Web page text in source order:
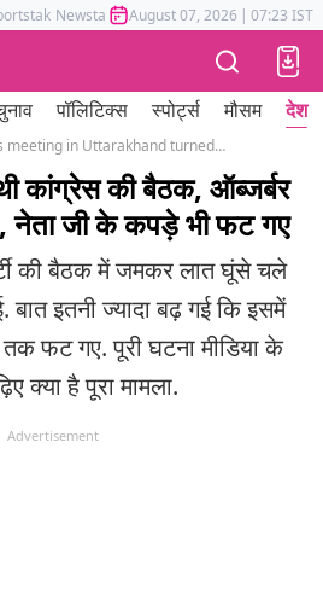
Newstak Mumbai Tak Astrotak
August 07, 2026 | 07:23 IST
पॉलिटिक्स स्पोर्ट्स मौसम देश
congress meeting in Uttarakhand turned into battlefield as two camps clashed
कांग्रेस की बैठक, ऑब्जर्बर
नेता जी के कपड़े भी फट गए
की बैठक में जमकर लात घूंसे चले
इतनी ज्यादा बढ़ गई कि इसमें
फट गए. पूरी घटना मीडिया के
क्या है पूरा मामला.
Advertisement